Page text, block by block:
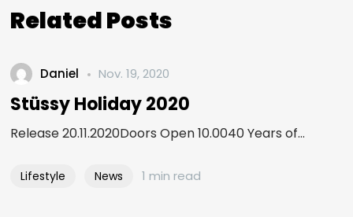
Related Posts
Daniel Nov. 19, 2020
Stüssy Holiday 2020
Release 20.11.2020Doors Open 10.0040 Years of...
Lifestyle News 1 min read